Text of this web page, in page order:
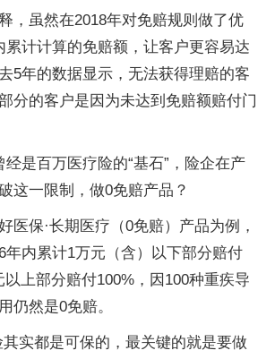
，虽然在2018年对免赔规则做了优
累计计算的免赔额，让客户更容易达
5年的数据显示，无法获得理赔的客
分的客户是因为未达到免赔额赔付门
经是百万医疗险的“基石”，险企在产
这一限制，做0免赔产品？
医保·长期医疗（0免赔）产品为例，
年内累计1万元（含）以下部分赔付
上部分赔付100%，因100种重疾导
仍然是0免赔。
其实都是可保的，最关键的就是要做